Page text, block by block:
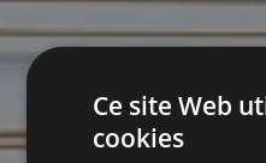
Ce site Web
cookies